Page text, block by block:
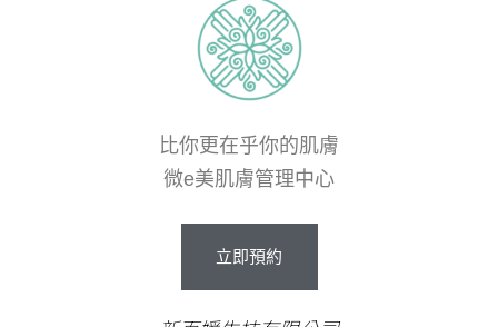
比你更在乎你的肌膚
微e美肌膚管理中心
立即預約